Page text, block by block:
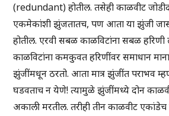
(redundant) होतील. तसेही काळवीट
एकमेकांशी झुंजतातच, पण आता या झुंजी
होतील. एरवी सबळ काळविटांना सबळ
काळविटांना कमकुवत हरिणींवर समाधान
झुंजींमधून ठरतो. आता मात्र झुंजींत पराभव
घडवताच न येणे! त्यामुळे झुंजींमध्ये दोन
अकाली मरतील. तरीही तीन काळवीट